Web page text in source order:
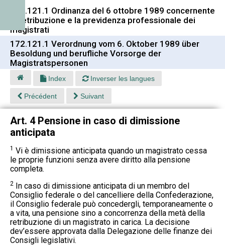
172.121.1 Ordinanza del 6 ottobre 1989 concernente
la retribuzione e la previdenza professionale dei
magistrati
172.121.1 Verordnung vom 6. Oktober 1989 über
Besoldung und berufliche Vorsorge der
Magistratspersonen
Index Inverser les langues
Précédent Suivant
Art. 4 Pensione in caso di dimissione
anticipata
1 Vi è dimissione anticipata quando un magistrato cessa
le proprie funzioni senza avere diritto alla pensione
completa.
2 In caso di dimissione anticipata di un membro del
Consiglio federale o del cancelliere della Confederazione,
il Consiglio federale può concedergli, temporaneamente o
a vita, una pensione sino a concorrenza della metà della
retribuzione di un magistrato in carica. La decisione
dev’essere approvata dalla Delegazione delle finanze dei
Consigli legislativi.